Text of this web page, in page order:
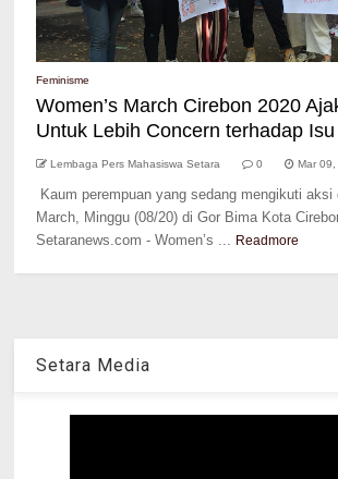
Feminisme
Women’s March Cirebon 2020
Untuk Lebih Concern terhadap
Lembaga Pers Mahasiswa Setara 0 Mar
Kaum perempuan yang sedang mengikuti aksi
March, Minggu (08/20) di Gor Bima Kota
Setaranews.com - Women’s ... Readmore
Setara Media